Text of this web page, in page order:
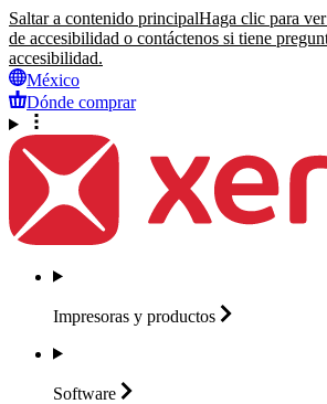
Saltar a contenido principalHaga clic para
de accesibilidad o contáctenos si tiene
accesibilidad.
México
Dónde comprar
Impresoras y productos
Software